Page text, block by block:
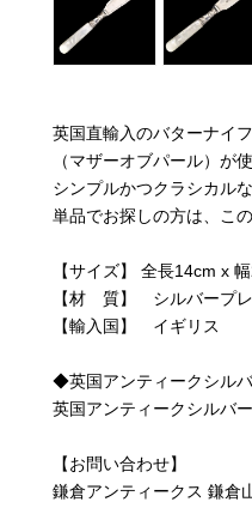
英国直輸入のバターナイ
（マザーオブパール）が
シンプルかつクラシカル
単品でお探しの方は、こ
【サイズ】 全長14cm x
【材 質】 シルバープレ
【輸入国】 イギリス
◆英国アンティークシル
英国アンティークシルバ
【お問い合わせ】
鎌倉アンティークス 鎌倉